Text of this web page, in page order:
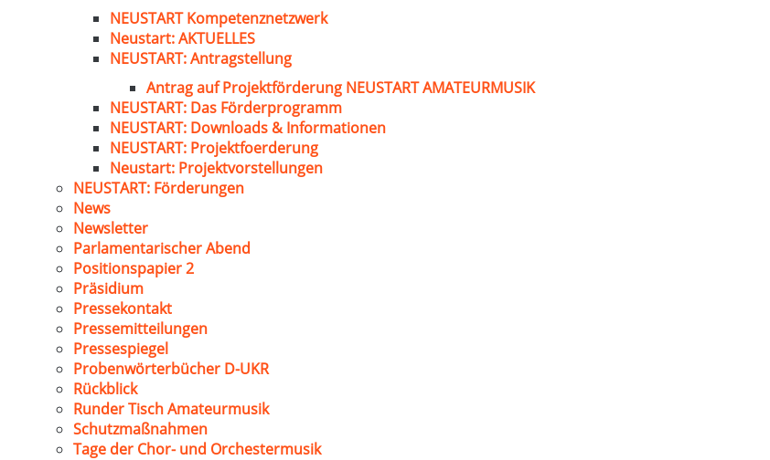
NEUSTART Kompetenznetzwerk
Neustart: AKTUELLES
NEUSTART: Antragstellung
Antrag auf Projektförderung NEUSTART AMATEURMUSIK
NEUSTART: Das Förderprogramm
NEUSTART: Downloads & Informationen
NEUSTART: Projektfoerderung
Neustart: Projektvorstellungen
NEUSTART: Förderungen
News
Newsletter
Parlamentarischer Abend
Positionspapier 2
Präsidium
Pressekontakt
Pressemitteilungen
Pressespiegel
Probenwörterbücher D-UKR
Rückblick
Runder Tisch Amateurmusik
Schutzmaßnahmen
Tage der Chor- und Orchestermusik